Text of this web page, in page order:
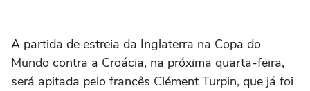
A partida ‌de estreia da Inglaterra na Copa do
Mundo contra a Croácia, na próxima quarta-feira,
será apitada pelo francês Clément Turpin, que já foi